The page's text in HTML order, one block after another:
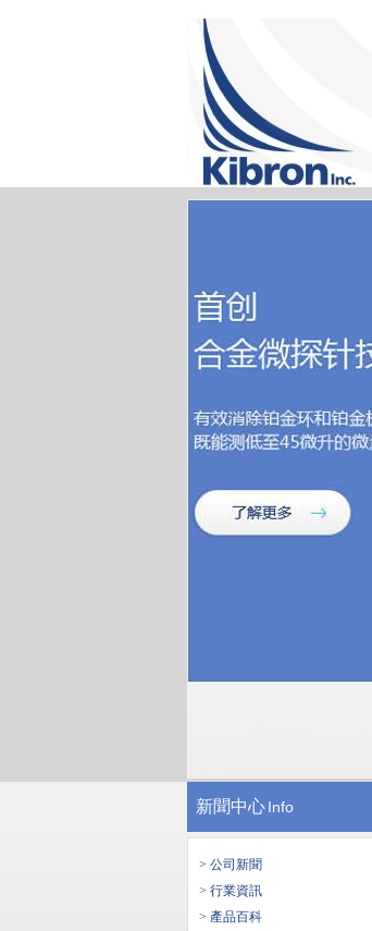
新聞中心Info
> 公司新聞
> 行業資訊
> 產品百科